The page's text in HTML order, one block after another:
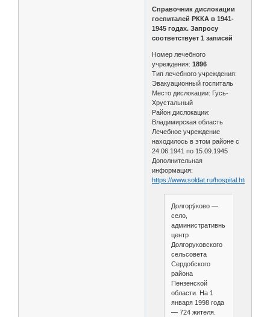
Справочник дислокации
госпиталей РККА в 1941-
1945 годах. Запросу
соответствует 1 записей
Номер лечебного
учреждения: 1896
Тип лечебного учреждения:
Эвакуационный госпиталь
Место дислокации: Гусь-
Хрустальный
Район дислокации:
Владимирская область
Лечебное учреждение
находилось в этом районе с
24.06.1941 по 15.09.1945
Дополнительная
информация:
https://www.soldat.ru/hospital.html
Долгору́ково —
село,
административный
центр
Долгоруковского
сельсовета
Сердобского
района
Пензенской
области. На 1
января 1998 года
— 724 жителя.